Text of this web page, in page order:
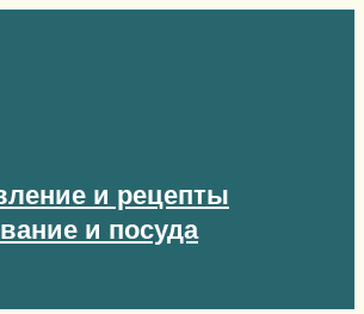
и рецепты
и посуда